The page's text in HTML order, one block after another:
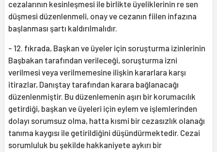
cezalarının kesinleşmesi ile birlikte üyeliklerinin re sen
düşmesi düzenlenmeli, onay ve cezanın fiilen infazına
başlanması şartı kaldırılmalıdır.
- 12. fıkrada, Başkan ve üyeler için soruşturma izinlerinin
Başbakan tarafından verileceği, soruşturma izni
verilmesi veya verilmemesine ilişkin kararlara karşı
itirazlar, Danıştay tarafından karara bağlanacağı
düzenlenmiştir. Bu düzenlemenin aşırı bir korumacılık
getirdiği, başkan ve üyeleri için eylem ve işlemlerinden
dolayı sorumsuz olma, hatta kısmi bir cezasızlık olanağı
tanıma kaygısı ile getirildiğini düşündürmektedir. Cezai
sorumluluk bu şekilde hakkaniyete aykırı bir